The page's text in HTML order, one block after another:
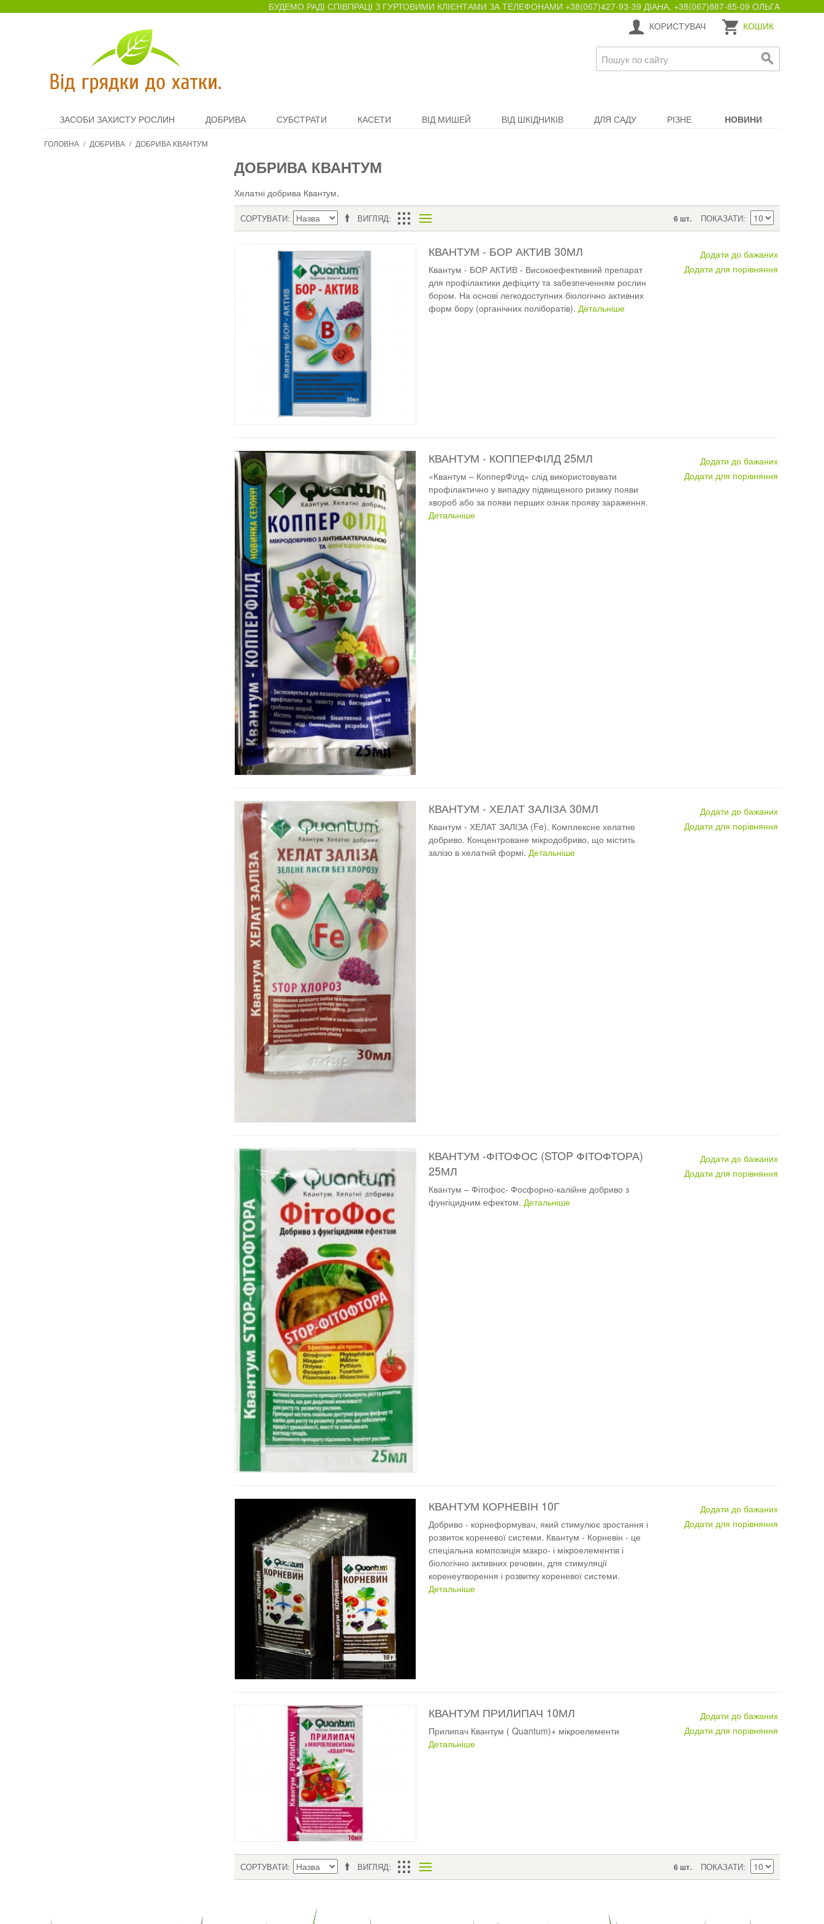
БУДЕМО РАДІ СПІВПРАЦІ З ГУРТОВИМИ КЛІЄНТАМИ ЗА ТЕЛЕФОНАМИ +38(067)427-93-39 ДІАНА, +38(067)887-85-09 ОЛЬГА
КОРИСТУВАЧ
КОШИК
ЗАСОБИ ЗАХИСТУ РОСЛИН ДОБРИВА СУБСТРАТИ КАСЕТИ ВІД МИШЕЙ ВІД ШКІДНИКІВ ДЛЯ САДУ РІЗНЕ НОВИНИ
ГОЛОВНА / ДОБРИВА / ДОБРИВА КВАНТУМ
ДОБРИВА КВАНТУМ
Хелатні добрива Квантум.
ВИГЛЯД
СОРТУВАТИ 6 шт. ПОКАЗАТИ
КВАНТУМ - БОР АКТИВ 30МЛ
Додати до бажаних
Додати для порівняння
Квантум - БОР АКТИВ - Високоефективний препарат
для профілактики дефіциту та забезпеченням рослин
бором. На основі легкодоступних біологічно активних
форм бору (органічних поліборатів). Детальніше
КВАНТУМ - КОППЕРФІЛД 25МЛ
Додати до бажаних
Додати для порівняння
«Квантум – КопперФілд» слід використовувати
профілактично у випадку підвищеного ризику появи
хвороб або за появи перших ознак прояву зараження.
Детальніше
КВАНТУМ - ХЕЛАТ ЗАЛІЗА 30МЛ
Додати до бажаних
Додати для порівняння
Квантум - ХЕЛАТ ЗАЛІЗА (Fe). Комплексне хелатне
добриво. Концентроване мікродобриво, що містить
залізо в хелатній формі. Детальніше
КВАНТУМ -ФІТОФОС (STOP ФІТОФТОРА)
25МЛ
Додати до бажаних
Додати для порівняння
Квантум – Фітофос- Фосфорно-калійне добриво з
фунгіцидним ефектом. Детальніше
КВАНТУМ КОРНЕВІН 10Г
Додати до бажаних
Додати для порівняння
Добриво - корнеформувач, який стимулює зростання і
розвиток кореневої системи. Квантум - Корневін - це
спеціальна композиція макро- і мікроелементів і
біологічно активних речовин, для стимуляції
коренеутворення і розвитку кореневої системи.
Детальніше
КВАНТУМ ПРИЛИПАЧ 10МЛ
Додати до бажаних
Додати для порівняння
Прилипач Квантум ( Quantum)+ мікроелементи
Детальніше
ВИГЛЯД
СОРТУВАТИ 6 шт. ПОКАЗАТИ